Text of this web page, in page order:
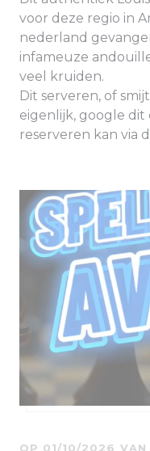
voor deze regio in
nederland
infameuze
veel kruiden.
Dit serveren, of
eigenlijk, google dit
reserveren kan via
OP 01/10/2026